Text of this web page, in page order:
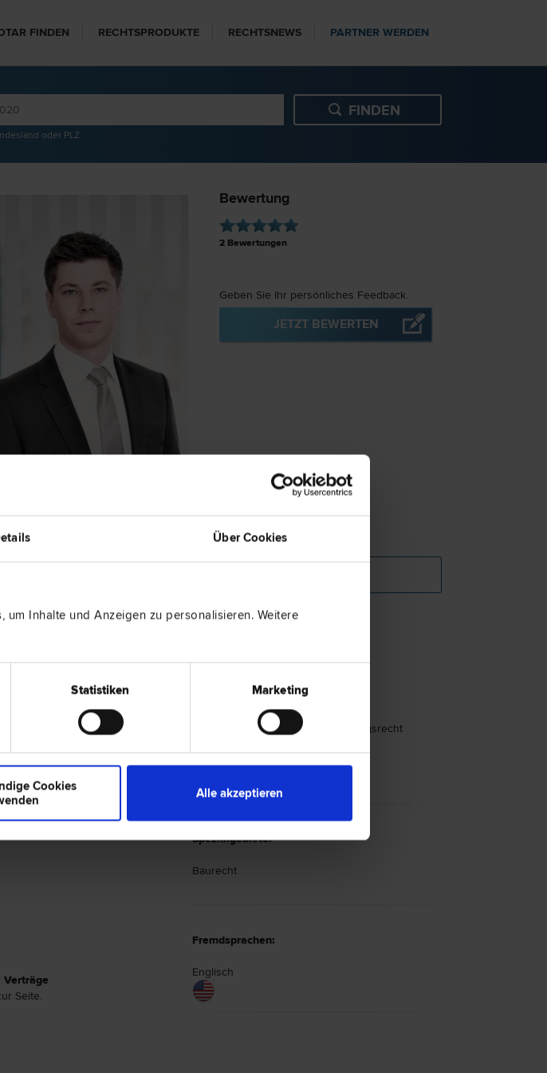
Über Cookies
um Inhalte und Anzeigen zu personalisieren. Weitere
Statistiken Marketing
Cookies
Alle akzeptieren
FINDEN RECHTSPRODUKTE RECHTSNEWS PARTNER WERDEN
oder PLZ
Bewertung
2 Bewertungen
Geben Sie Ihr persönliches Feedback.
JETZT BEWERTEN
Gebieten des
Verträge
Seite.
Arbeits­recht
Gesellschafts­recht
Liegenschafts- und Immobilien­recht
Schadenersatz- und Gewährleistungs­recht
Straf­recht
Bau­recht
Spezialgebiete:
Baurecht
Fremdsprachen:
Englisch